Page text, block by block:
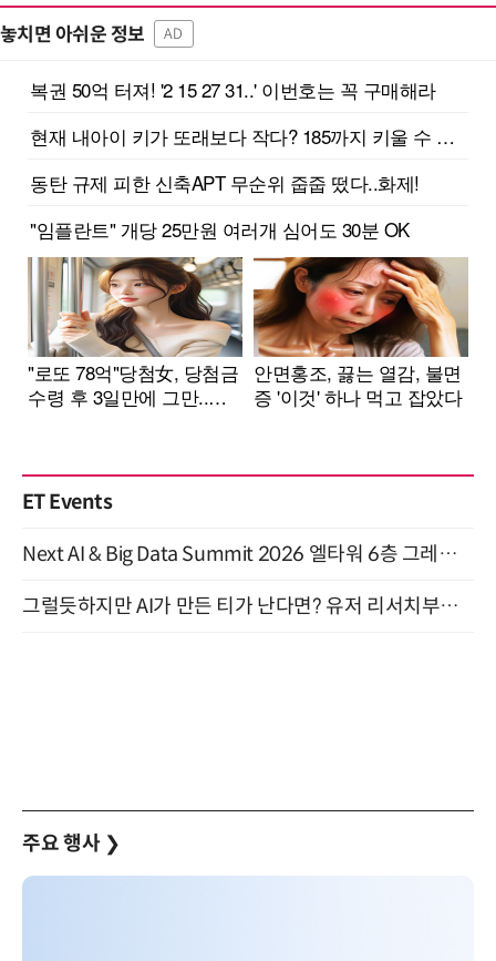
놓치면 아쉬운 정보 AD
ET Events
Next AI & Big Data Summit 2026 엘타워 6층 그레이스홀 개최 (9/18)
그럴듯하지만 AI가 만든 티가 난다면? 유저 리서치부터 배포까지! (9/15)
주요 행사 ❯